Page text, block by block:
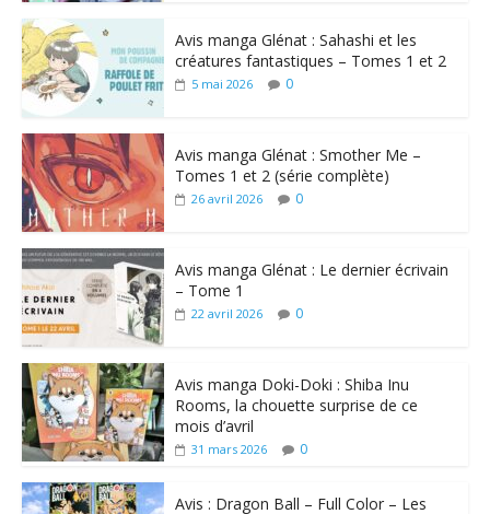
Avis manga Glénat : Sahashi et les
créatures fantastiques – Tomes 1 et 2
5 mai 2026 0
Avis manga Glénat : Smother Me –
Tomes 1 et 2 (série complète)
26 avril 2026 0
Avis manga Glénat : Le dernier écrivain
– Tome 1
22 avril 2026 0
Avis manga Doki-Doki : Shiba Inu
Rooms, la chouette surprise de ce
mois d’avril
31 mars 2026 0
Avis : Dragon Ball – Full Color – Les